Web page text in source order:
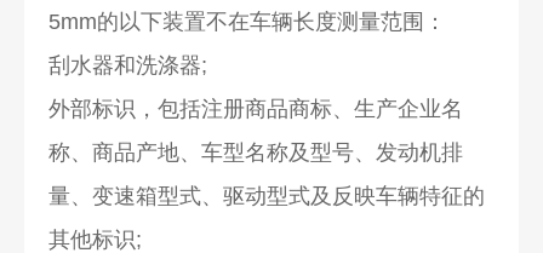
5mm的以下装置不在车辆长度测量范围：
刮水器和洗涤器;
外部标识，包括注册商品商标、生产企业名
称、商品产地、车型名称及型号、发动机排
量、变速箱型式、驱动型式及反映车辆特征的
其他标识;